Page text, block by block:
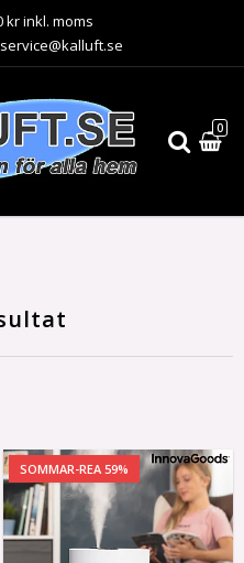
kr inkl. moms
0
SOMMAR-REA 59%